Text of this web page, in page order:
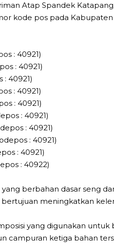
Atap Spandek
kode pos pada
: 40921)
: 40921)
: 40921)
: 40921)
: 40921)
: 40921)
: 40921)
: 40921)
: 40921)
: 40922)
berbahan dasar seng
meningkatkan
yang digunakan untuk
campuran ketiga bahan